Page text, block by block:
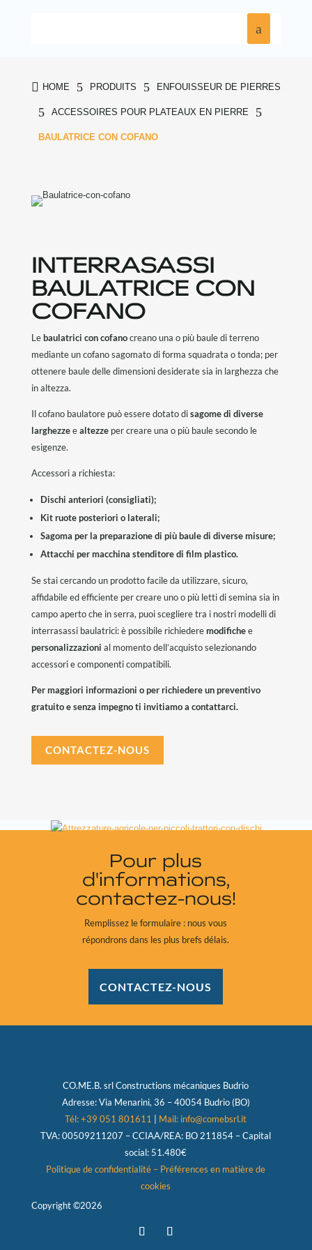
 HOME 5 PRODUITS 5 ENFOUISSEUR DE PIERRES
5 ACCESSOIRES POUR PLATEAUX EN PIERRE 5
BAULATRICE CON COFANO
INTERRASASSI
BAULATRICE CON
COFANO
Lebaulatrici con cofanocreano una o più baule di terreno
mediante un cofano sagomato di forma squadrata o tonda; per
ottenere baule delle dimensioni desiderate sia in larghezza che
in altezza.
Il cofano baulatore può essere dotato disagome di diverse
larghezzeealtezzeper creare una o più baule secondo le
esigenze.
Accessori a richiesta:
Dischi anteriori (consigliati);
Kit ruote posteriori o laterali;
Sagoma per la preparazione di più baule di diverse misure;
Attacchi per macchina stenditore di film plastico.
Se stai cercando un prodotto facile da utilizzare, sicuro,
affidabile ed efficiente per creare uno o più letti di semina sia in
campo aperto che in serra, puoi scegliere tra i nostri modelli di
interrasassi baulatrici: è possibile richiederemodifichee
personalizzazioni al momento dell’acquisto selezionando
accessori e componenti compatibili.
Per maggiori informazioni o per richiedere un preventivo
gratuito e senza impegno ti invitiamo a contattarci.
CONTACTEZ-NOUS
Pour plus
d'informations,
contactez-nous!
Remplissez le formulaire : nous vous
répondrons dans les plus brefs délais.
CONTACTEZ-NOUS
CO.ME.B. srlConstructions mécaniques Budrio
Adresse:Via Menarini, 36 – 40054 Budrio (BO)
Tél: +39 051 801611
Mail: info@comebsrl.it
TVA:00509211207 – CCIAA/REA: BO 211854 – Capital
social: 51.480€
Politique de confidentialité – Préférences en matière de
cookies
Copyright ©2026